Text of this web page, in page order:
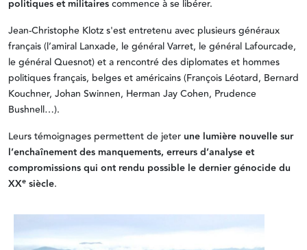
politiques et militairescommence à se libérer.
Jean-Christophe Klotz s'est entretenu avec plusieurs généraux
français (l’amiral Lanxade, le général Varret, le général Lafourcade,
le général Quesnot) et a rencontré des diplomateset hommes
politiques français, belges et américains (François Léotard, Bernard
Kouchner, Johan Swinnen, Herman Jay Cohen, Prudence
Bushnell…).
Leurs témoignages permettent de jeter une lumière nouvelle sur
l’enchaînement des manquements, erreurs d’analyse et
compromissions qui ont rendu possible le dernier génocide du
XXe siècle.